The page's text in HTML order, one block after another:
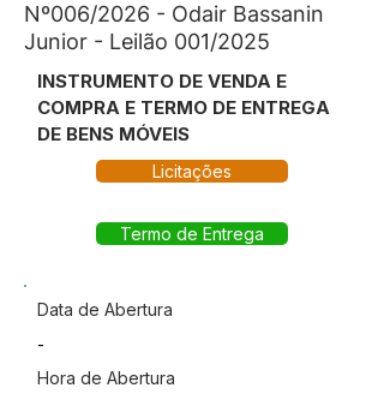
Nº006/2026 - Odair Bassanin
Junior - Leilão 001/2025
INSTRUMENTO DE VENDA E
COMPRA E TERMO DE ENTREGA
DE BENS MÓVEIS
Licitações
Termo de Entrega
Data de Abertura
-
Hora de Abertura